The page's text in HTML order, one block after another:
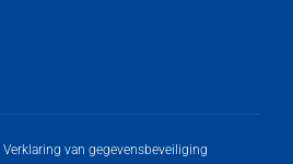
Verklaring van gegevensbeveiliging